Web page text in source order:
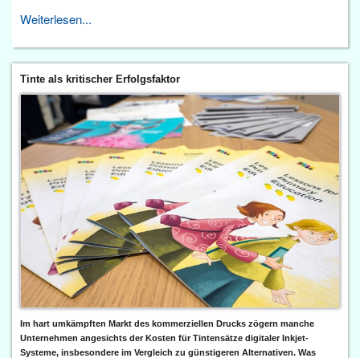
Weiterlesen...
Tinte als kritischer Erfolgsfaktor
Im hart umkämpften Markt des kommerziellen Drucks zögern manche
Unternehmen angesichts der Kosten für Tintensätze digitaler Inkjet-
Systeme, insbesondere im Vergleich zu günstigeren Alternativen. Was